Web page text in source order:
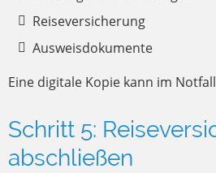
Reiseversicherung
Ausweisdokumente
Eine digitale Kopie kann im
Schritt 5:
abschließen